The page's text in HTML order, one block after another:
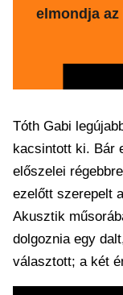
elmondja
Tóth Gabi
kacsintott ki. Bár
előszelei
ezelőtt szerepelt
Akusztik
dolgoznia egy
választott; a két